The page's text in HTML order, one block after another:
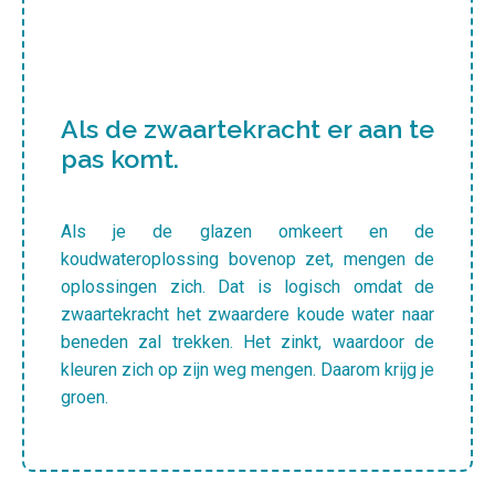
Als de zwaartekracht er aan te
pas komt.
Als je de glazen omkeert en de
koudwateroplossing bovenop zet, mengen de
oplossingen zich. Dat is logisch omdat de
zwaartekracht het zwaardere koude water naar
beneden zal trekken. Het zinkt, waardoor de
kleuren zich op zijn weg mengen. Daarom krijg je
groen.